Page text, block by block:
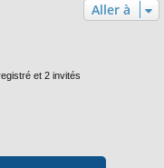
Aller à
et 2 invités